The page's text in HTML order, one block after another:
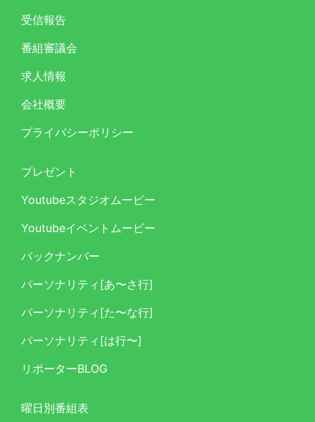
受信報告
番組審議会
求人情報
会社概要
プライバシーポリシー
プレゼント
Youtubeスタジオムービー
Youtubeイベントムービー
バックナンバー
パーソナリティ[あ〜さ行]
パーソナリティ[た〜な行]
パーソナリティ[は行〜]
リポーターBLOG
曜日別番組表